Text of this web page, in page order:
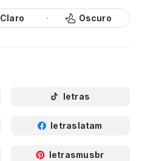
Claro Oscuro
letras
letraslatam
letrasmusbr